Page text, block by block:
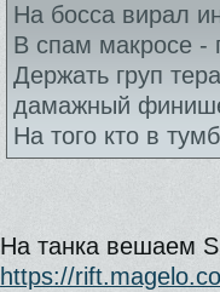
На босса вирал
В спам макросе -
Держать груп
дамажный
На того кто в
На танка вешаем
https://